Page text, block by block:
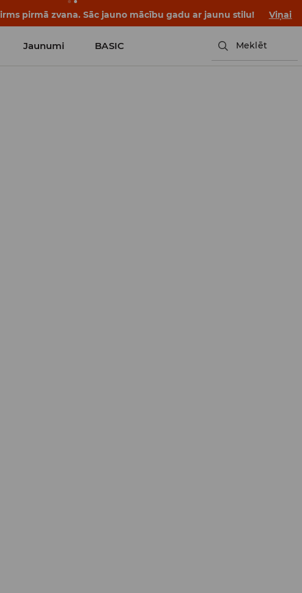
pirmā zvana. Sāc jauno mācību gadu ar jaunu stilu! Viņai
Jaunumi BASIC Meklēt